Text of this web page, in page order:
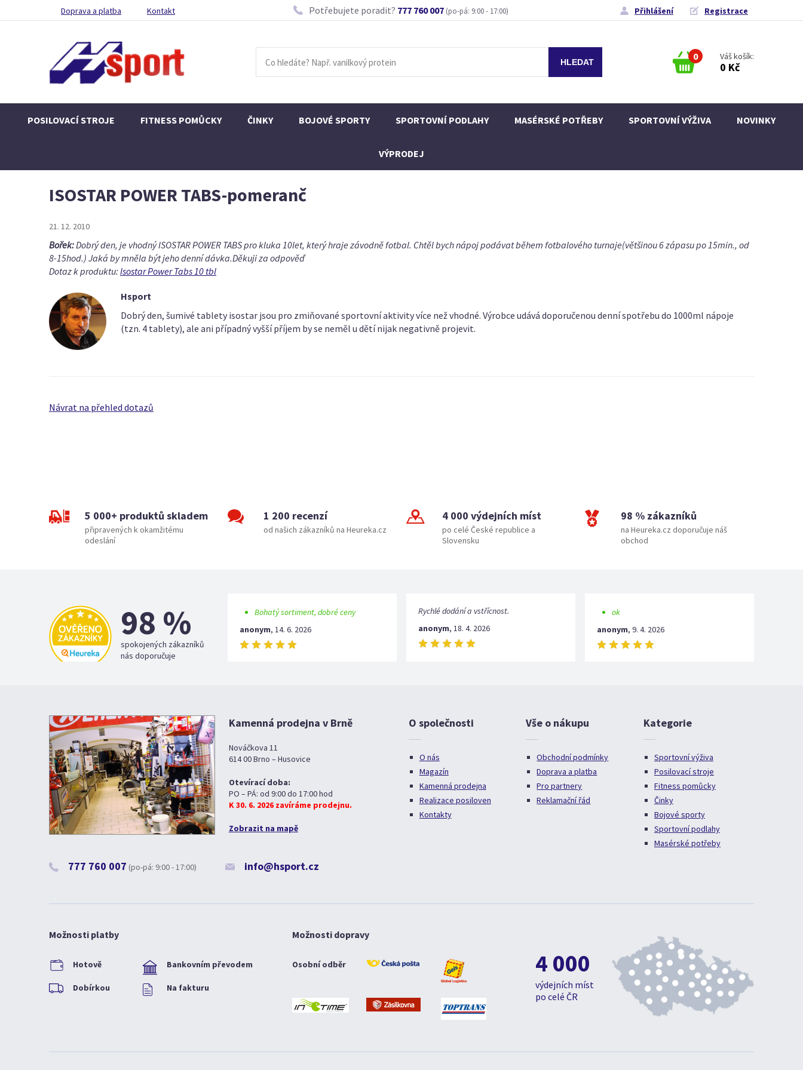
Doprava a platba Kontakt Potřebujete poradit? 777 760 007 (po-pá: 9:00 - 17:00) Přihlášení Registrace
0 Váš košík:
0 Kč
POSILOVACÍ STROJE FITNESS POMŮCKY ČINKY BOJOVÉ SPORTY SPORTOVNÍ PODLAHY MASÉRSKÉ POTŘEBY SPORTOVNÍ VÝŽIVA NOVINKY
VÝPRODEJ
ISOSTAR POWER TABS-pomeranč
21. 12. 2010
Bořek:Dobrý den, je vhodný ISOSTAR POWER TABS pro kluka 10let, který hraje závodně fotbal. Chtěl bych nápoj podávat během fotbalového turnaje(většinou 6 zápasu po 15min., od
8-15hod.) Jaká by mněla být jeho denní dávka.Děkuji za odpověď
Dotaz k produktu: Isostar Power Tabs 10 tbl
Hsport
Dobrý den, šumivé tablety isostar jsou pro zmiňované sportovní aktivity více než vhodné. Výrobce udává doporučenou denní spotřebu do 1000ml nápoje
(tzn. 4 tablety), ale ani případný vyšší příjem by se neměl u dětí nijak negativně projevit.
Návrat na přehled dotazů
5 000+ produktů skladem
připravených k okamžitému
odeslání
1 200 recenzí
od našich zákazníků na Heureka.cz
4 000 výdejních míst
po celé České republice a
Slovensku
98 % zákazníků
na Heureka.cz doporučuje náš
obchod
98 %
spokojených zákazníků
nás doporučuje
Bohatý sortiment, dobré ceny
anonym, 14. 6. 2026
Rychlé dodání a vstřícnost.
anonym, 18. 4. 2026
ok
anonym, 9. 4. 2026
Kamenná prodejna v Brně
Nováčkova 11
614 00 Brno – Husovice
Otevírací doba:
PO – PÁ: od 9:00 do 17:00 hod
K 30. 6. 2026 zavíráme prodejnu.
Zobrazit na mapě
777 760 007 (po-pá: 9:00 - 17:00) info@hsport.cz
O společnosti
O nás
Magazín
Kamenná prodejna
Realizace posiloven
Kontakty
Vše o nákupu
Obchodní podmínky
Doprava a platba
Pro partnery
Reklamační řád
Kategorie
Sportovní výživa
Posilovací stroje
Fitness pomůcky
Činky
Bojové sporty
Sportovní podlahy
Masérské potřeby
Možnosti platby
Hotově Bankovním převodem
Dobírkou Na fakturu
Možnosti dopravy
Osobní odběr 4 000
výdejních míst
po celé ČR